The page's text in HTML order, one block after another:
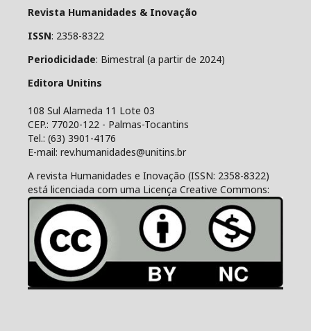
Revista Humanidades & Inovação
ISSN: 2358-8322
Periodicidade: Bimestral (a partir de 2024)
Editora Unitins
108 Sul Alameda 11 Lote 03
CEP.: 77020-122 - Palmas-Tocantins
Tel.: (63) 3901-4176
E-mail: rev.humanidades@unitins.br
A revista Humanidades e Inovação (ISSN: 2358-8322)
está licenciada com uma Licença Creative Commons: